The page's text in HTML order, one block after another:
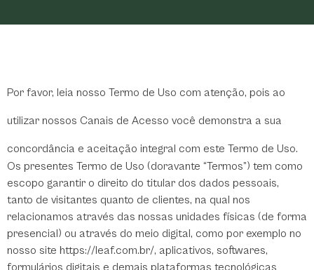
Por favor, leia nosso Termo de Uso com atenção, pois ao
utilizar nossos Canais de Acesso você demonstra a sua
concordância e aceitação integral com este Termo de Uso.
Os presentes Termo de Uso (doravante “Termos”) tem como
escopo garantir o direito do titular dos dados pessoais,
tanto de visitantes quanto de clientes, na qual nos
relacionamos através das nossas unidades físicas (de forma
presencial) ou através do meio digital, como por exemplo no
nosso site https://leaf.com.br/, aplicativos, softwares,
formulários digitais e demais plataformas tecnológicas